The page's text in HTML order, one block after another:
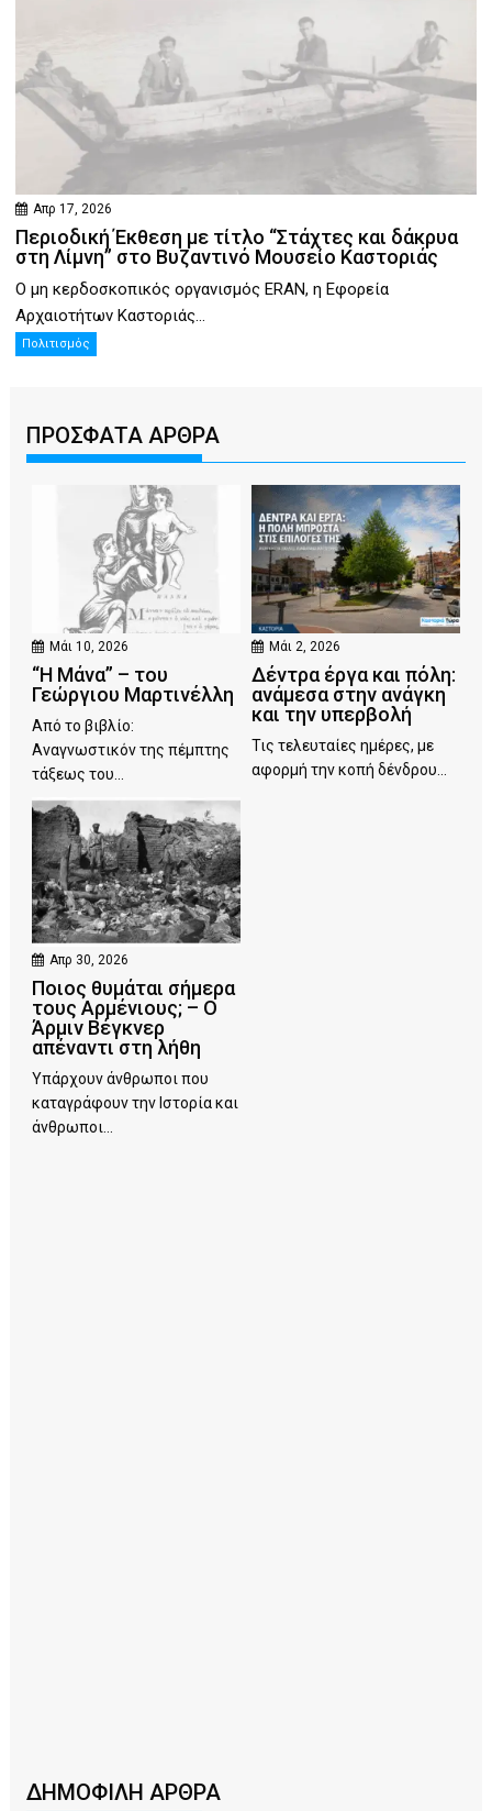
Απρ 17, 2026
Περιοδική Έκθεση με τίτλο “Στάχτες και δάκρυα
στη Λίμνη” στο Βυζαντινό Μουσείο Καστοριάς
Ο μη κερδοσκοπικός οργανισμός ERAN, η Εφορεία
Αρχαιοτήτων Καστοριάς...
Πολιτισμός
ΠΡΟΣΦΑΤΑ ΑΡΘΡΑ
Μάι 10, 2026
“Η Μάνα” – του
Γεώργιου Μαρτινέλλη
Από το βιβλίο:
Αναγνωστικόν της πέμπτης
τάξεως του...
Μάι 2, 2026
Δέντρα έργα και πόλη:
ανάμεσα στην ανάγκη
και την υπερβολή
Τις τελευταίες ημέρες, με
αφορμή την κοπή δένδρου...
Απρ 30, 2026
Ποιος θυμάται σήμερα
τους Αρμένιους; – Ο
Άρμιν Βέγκνερ
απέναντι στη λήθη
Υπάρχουν άνθρωποι που
καταγράφουν την Ιστορία και
άνθρωποι...
ΔΗΜΟΦΙΛΗ ΑΡΘΡΑ